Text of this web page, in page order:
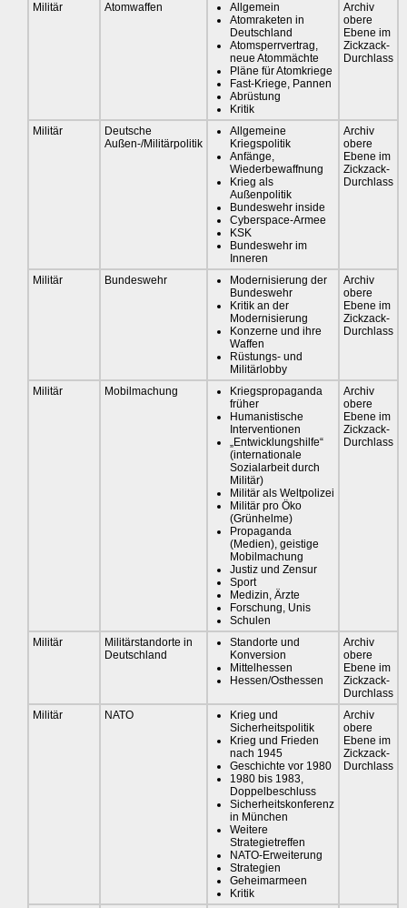
Militär
Atomwaffen
Allgemein
Atomraketen in
Deutschland
Atomsperrvertrag,
neue Atommächte
Pläne für Atomkriege
Fast-Kriege, Pannen
Abrüstung
Kritik
Archiv
obere
Ebene im
Zickzack-
Durchlass
Militär
Deutsche
Außen-/Militärpolitik
Allgemeine
Kriegspolitik
Anfänge,
Wiederbewaffnung
Krieg als
Außenpolitik
Bundeswehr inside
Cyberspace-Armee
KSK
Bundeswehr im
Inneren
Archiv
obere
Ebene im
Zickzack-
Durchlass
Militär Bundeswehr
Modernisierung der
Bundeswehr
Kritik an der
Modernisierung
Konzerne und ihre
Waffen
Rüstungs- und
Militärlobby
Archiv
obere
Ebene im
Zickzack-
Durchlass
Militär Mobilmachung
Kriegspropaganda
früher
Humanistische
Interventionen
„Entwicklungshilfe“
(internationale
Sozialarbeit durch
Militär)
Militär als Weltpolizei
Militär pro Öko
(Grünhelme)
Propaganda
(Medien), geistige
Mobilmachung
Justiz und Zensur
Sport
Medizin, Ärzte
Forschung, Unis
Schulen
Archiv
obere
Ebene im
Zickzack-
Durchlass
Militär
Militärstandorte in
Deutschland
Standorte und
Konversion
Mittelhessen
Hessen/Osthessen
Archiv
obere
Ebene im
Zickzack-
Durchlass
Militär
NATO
Krieg und
Sicherheitspolitik
Krieg und Frieden
nach 1945
Geschichte vor 1980
1980 bis 1983,
Doppelbeschluss
Sicherheitskonferenz
in München
Weitere
Strategietreffen
NATO-Erweiterung
Strategien
Geheimarmeen
Kritik
Archiv
obere
Ebene im
Zickzack-
Durchlass